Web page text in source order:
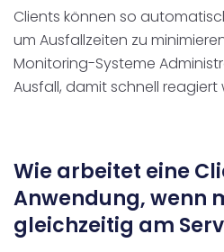
Clients können so
um Ausfallzeiten zu
Monitoring-Systeme
Ausfall, damit schnell reagiert
Wie arbeitet eine
Anwendung, wenn
gleichzeitig am